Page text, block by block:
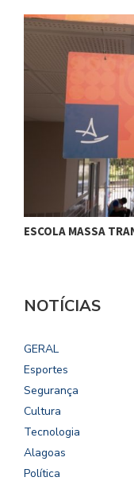
ESCOLA MASSA
NOTÍCIAS
GERAL
Esportes
Segurança
Cultura
Tecnologia
Alagoas
Política